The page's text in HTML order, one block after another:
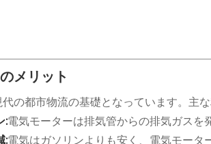
メリット
の都市物流の基礎となっています。主な
:電気モーターは排気管からの排気ガスを
:電気はガソリンよりも安く、電気モータ